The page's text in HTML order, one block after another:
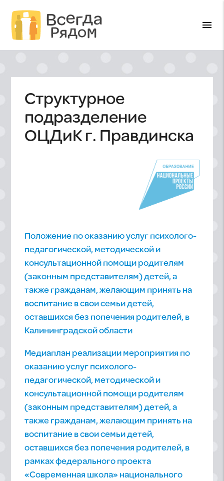
menu
Структурное
подразделение
ОЦДиК г. Правдинска
Положение по оказанию услуг психолого-
педагогической, методической и
консультационной помощи родителям
(законным представителям) детей, а
также гражданам, желающим принять на
воспитание в свои семьи детей,
оставшихся без попечения родителей, в
Калининградской области
Медиаплан реализации мероприятия по
оказанию услуг психолого-
педагогической, методической и
консультационной помощи родителям
(законным представителям) детей, а
также гражданам, желающим принять на
воспитание в свои семьи детей,
оставшихся без попечения родителей, в
рамках федерального проекта
«Современная школа» национального